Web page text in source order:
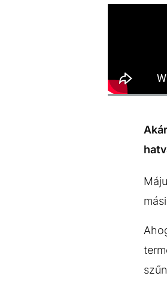
EGYÉB FORMÁTUMOK